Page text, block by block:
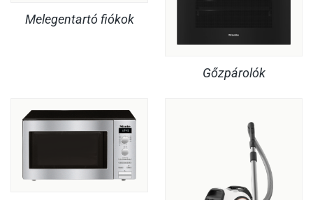
Melegentartó fiókok
Gőzpárolók